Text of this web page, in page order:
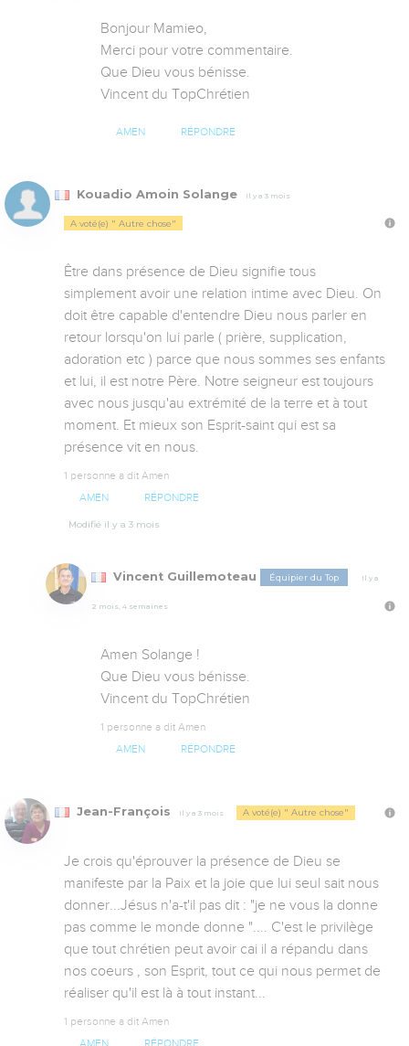
Bonjour Mamieo,
Merci pour votre commentaire.
Que Dieu vous bénisse.
Vincent du TopChrétien
AMEN RÉPONDRE
Kouadio Amoin Solange Il y a 3 mois
A voté(e) " Autre chose"
Être dans présence de Dieu signifie tous
simplement avoir une relation intime avec Dieu. On
doit être capable d'entendre Dieu nous parler en
retour lorsqu'on lui parle ( prière, supplication,
adoration etc ) parce que nous sommes ses enfants
et lui, il est notre Père. Notre seigneur est toujours
avec nous jusqu'au extrémité de la terre et à tout
moment. Et mieux son Esprit-saint qui est sa
présence vit en nous.
1 personne a dit Amen
AMEN RÉPONDRE
Modifié il y a 3 mois
Vincent Guillemoteau Équipier du Top Il y a
2 mois, 4 semaines
Amen Solange !
Que Dieu vous bénisse.
Vincent du TopChrétien
1 personne a dit Amen
AMEN RÉPONDRE
Jean-François Il y a 3 mois A voté(e) " Autre chose"
Je crois qu'éprouver la présence de Dieu se
manifeste par la Paix et la joie que lui seul sait nous
donner...Jésus n'a-t'il pas dit : "je ne vous la donne
pas comme le monde donne ".... C'est le privilège
que tout chrétien peut avoir cai il a répandu dans
nos coeurs , son Esprit, tout ce qui nous permet de
réaliser qu'il est là à tout instant...
1 personne a dit Amen